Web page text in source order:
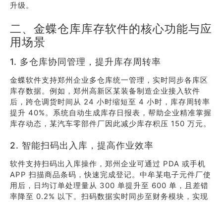
升级。
二、金蝶仓库库存软件的核心功能与应
用场景
1. 多仓库协同管理，提升库存周转率
金蝶软件支持郑州企业多仓库统一管理，实时同步各库区
库存数据。例如，郑州高新区某装备制造企业接入软件
后，跨仓调货时间从 24 小时缩短至 4 小时，库存周转率
提升 40%。系统自动生成库存日报表，帮助企业精准掌握
库存动态，某汽车零部件厂因此减少库存积压 150 万元。
2. 智能扫码出入库，提高作业效率
软件支持扫码出入库操作，郑州企业可通过 PDA 或手机
APP 扫描商品条码，快速完成登记。中牟某电子元件厂使
用后，日均订单处理量从 300 单提升至 600 单，且差错
率降至 0.2% 以下。扫码数据实时同步至财务模块，实现